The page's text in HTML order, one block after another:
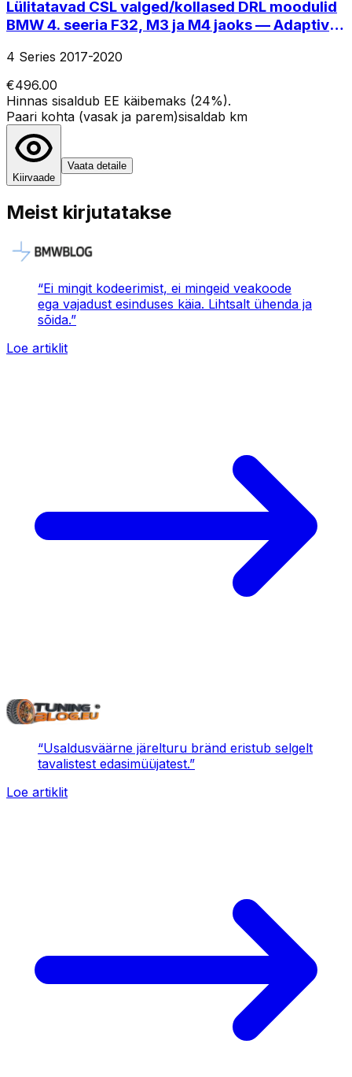
Lülitatavad CSL valged/kollased DRL moodulid
BMW 4. seeria F32, M3 ja M4 jaoks — Adaptive
4 Series 2017-2020
€496.00
Hinnas sisaldub EE käibemaks (24%).
Paari kohta (vasak ja parem)sisaldab km
Kiirvaade
Vaata detaile
Meist kirjutatakse
“Ei mingit kodeerimist, ei mingeid veakoode
ega vajadust esinduses käia. Lihtsalt ühenda ja
sõida.”
Loe artiklit
“Usaldusväärne järelturu bränd eristub selgelt
tavalistest edasimüüjatest.”
Loe artiklit